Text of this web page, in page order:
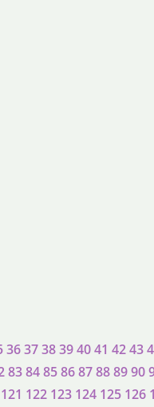
363738394041 4243
8384858687888990
121 122 123 124 125 126